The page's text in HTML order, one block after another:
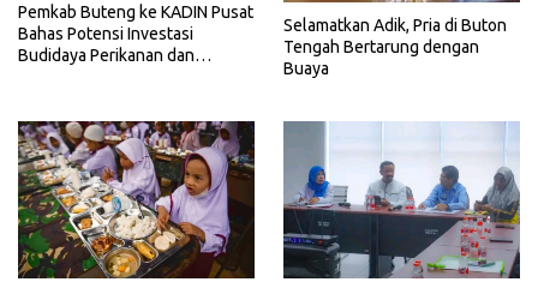
Pemkab Buteng ke KADIN Pusat
Bahas Potensi Investasi
Budidaya Perikanan dan
Selamatkan Adik, Pria di Buton
Tengah Bertarung dengan
Buaya